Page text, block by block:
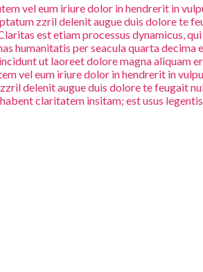
vel eum iriure dolor in hendrerit in
zzril delenit augue duis dolore te
est etiam processus dynamicus,
humanitatis per seacula quarta decima
ut laoreet dolore magna aliquam
vel eum iriure dolor in hendrerit in
delenit augue duis dolore te feugait
claritatem insitam; est usus